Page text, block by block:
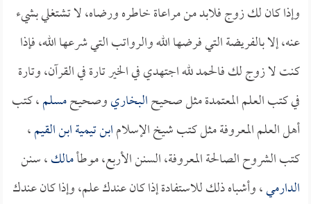
وإذا كان لك زوج فلابد من مراعاة خاطره ورضاه، لا تشتغلي بشيء
عنه، إلا بالفريضة التي فرضها الله والرواتب التي شرعها الله، فإذا
كنت لا زوج لك فالحمد لله اجتهدي في الخير تارة في القرآن، وتارة
في كتب العلم المعتمدة مثل صحيحالبخاريوصحيحمسلم، كتب
أهل العلم المعروفة مثل كتب شيخ الإسلامابن تيميةابن القيم،
كتب الشروح الصالحة المعروفة، السنن الأربع، موطأمالك، سنن
الدارمي، وأشباه ذلك للاستفادة إذا كان عندك علم، وإذا كان عندك